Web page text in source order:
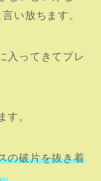
い放ちます。
入ってきてプレ
す。
の破片を抜き着